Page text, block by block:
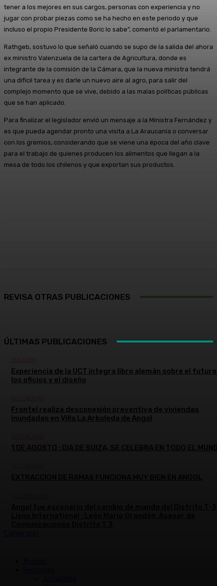
tener a los mejores en sus cargos, personas con experiencia y no
jugar con probar piezas como se ha hecho en este periodo y que
incluso el propio Presidente Boric lo sabe”, comentó el parlamentario.
Rathgeb, sostuvo lo que señaló cuando se supo de la salida del ahora
ex ministro Valenzuela de la cartera de Agricultura, donde es
integrante de la comisión de la Cámara, que la nueva ministra tendrá
una difícil tarea y es darle un nuevo aire al agro, para salir del
complejo momento que se vive, debido a las malas políticas públicas
que se han aplicado.
Para finalizar el legislador envió un mensaje a la Ministra Fernández y
es que pueda agendar pronto una visita a La Araucanía o conversar
con los gremios, considerando que se viene una época del año clave
para el trabajo de quienes producen los alimentos que llegan a la
mesa de todo los chilenos y que exportan sus productos.
REVISA OTRAS PUBLICACIONES
ÚLTIMAS PUBLICACIONES
Experiencia de la UCT integra libro alemán sobre el
los oficios y el diseño
Frontel realiza desconexión preventiva de viviendas
inundadas en Villa La Arboleda de Angol